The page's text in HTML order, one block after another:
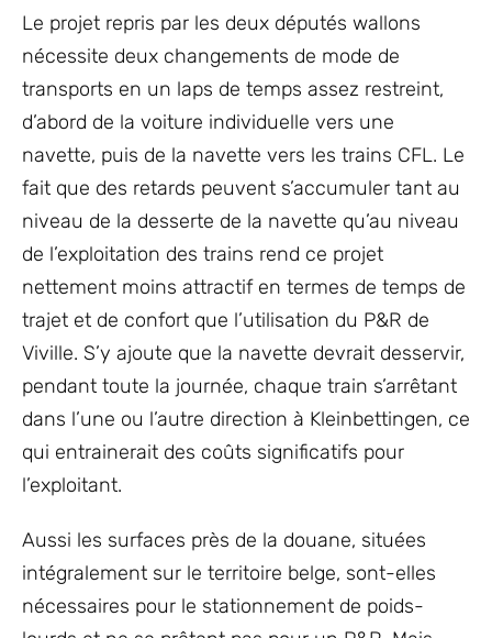
Le projet repris par les deux députés wallons
nécessite deux changements de mode de
transports en un laps de temps assez restreint,
d’abord de la voiture individuelle vers une
navette, puis de la navette vers les trains CFL. Le
fait que des retards peuvent s’accumuler tant au
niveau de la desserte de la navette qu’au niveau
de l’exploitation des trains rend ce projet
nettement moins attractif en termes de temps de
trajet et de confort que l’utilisation du P&R de
Viville. S’y ajoute que la navette devrait desservir,
pendant toute la journée, chaque train s’arrêtant
dans l’une ou l’autre direction à Kleinbettingen, ce
qui entrainerait des coûts significatifs pour
l’exploitant.
Aussi les surfaces près de la douane, situées
intégralement sur le territoire belge, sont-elles
nécessaires pour le stationnement de poids-